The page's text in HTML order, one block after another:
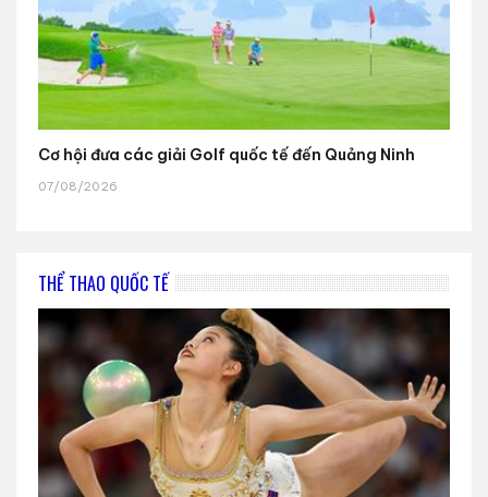
Cơ hội đưa các giải Golf quốc tế đến Quảng Ninh
07/08/2026
THỂ THAO QUỐC TẾ